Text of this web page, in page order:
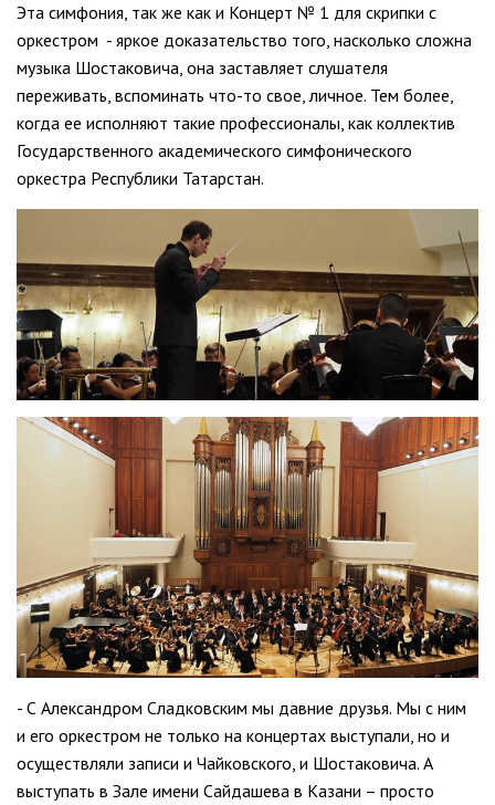
Эта симфония, так же как и Концерт № 1 для скрипки с
оркестром - яркое доказательство того, насколько сложна
музыка Шостаковича, она заставляет слушателя
переживать, вспоминать что-то свое, личное. Тем более,
когда ее исполняют такие профессионалы, как коллектив
Государственного академического симфонического
оркестра Республики Татарстан.
- С Александром Сладковским мы давние друзья. Мы с ним
и его оркестром не только на концертах выступали, но и
осуществляли записи и Чайковского, и Шостаковича. А
выступать в Зале имени Сайдашева в Казани – просто